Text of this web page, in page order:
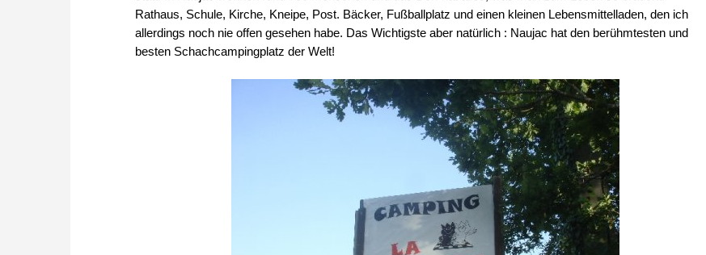
Rathaus, Schule, Kirche, Kneipe, Post. Bäcker, Fußballplatz und einen kleinen Lebensmittelladen, den ich
allerdings noch nie offen gesehen habe. Das Wichtigste aber natürlich : Naujac hat den berühmtesten und
besten Schachcampingplatz der Welt!